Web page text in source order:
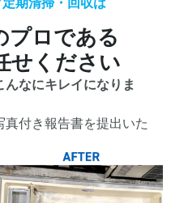
プロである
せください
なにキレイになりま
付き報告書を提出いた